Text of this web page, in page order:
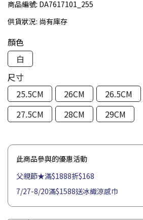
商品編號: DA7617101_255
供貨狀況: 尚有庫存
顏色
白
尺寸
25.5CM
26CM 26.5CM
27.5CM
28CM 29CM
此商品參與的優惠活動
父親節★滿$1888折$168
7/27-8/20滿$1588送冰織涼感巾